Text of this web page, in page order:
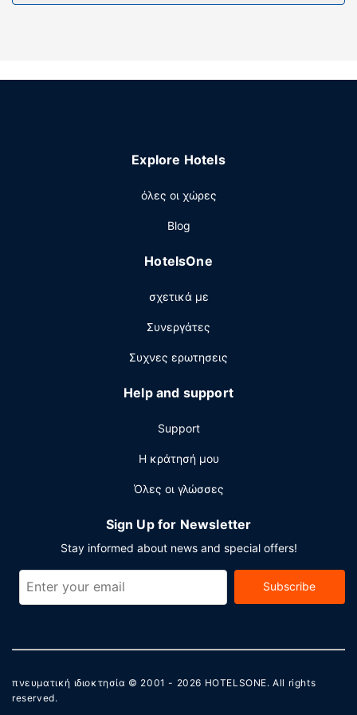
Χρησιμοποιήστε τις βολικές παροχές μας, όπως δωρεάν
Explore Hotels
όλες οι χώρες
Blog
HotelsOne
σχετικά με
Συνεργάτες
Συχνες ερωτησεις
Help and support
Support
Η κράτησή μου
Όλες οι γλώσσες
Sign Up for Newsletter
Stay informed about news and special offers!
Subscribe
πνευματική ιδιοκτησία © 2001 - 2026 HOTELSONE. All rights
reserved.